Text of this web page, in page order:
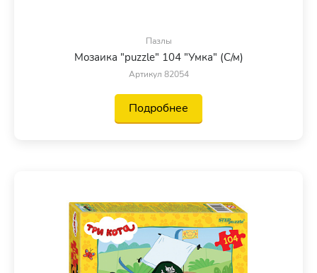
Пазлы
Мозаика "puzzle" 104 "Умка" (С/м)
Артикул 82054
Подробнее